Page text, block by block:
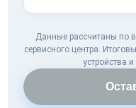
Данные рассчитаны по
сервисного центра.
устройства